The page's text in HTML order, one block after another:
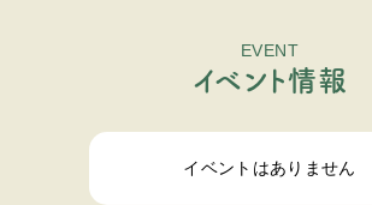
EVENT
イベン ト情報
イベントはありません